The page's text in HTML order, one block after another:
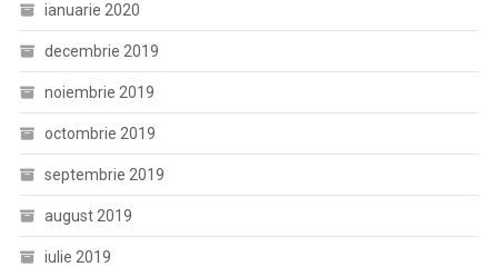
ianuarie 2020
decembrie 2019
noiembrie 2019
octombrie 2019
septembrie 2019
august 2019
iulie 2019